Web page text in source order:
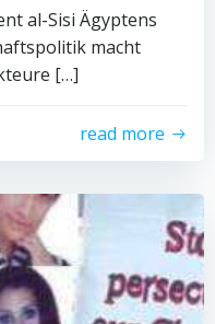
al-Sisi Ägyptens
macht
[…]
read more